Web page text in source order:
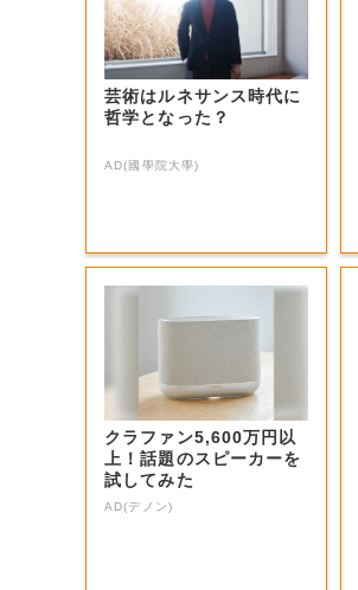
芸術はルネサンス時代に
哲学となった？
AD(國學院大學)
クラファン5,600万円以
上！話題のスピーカーを
試してみた
AD(デノン)